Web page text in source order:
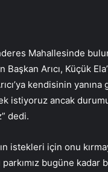
Mahallesinde
Arıcı, Küçük
kendisinin
istiyoruz ancak
dedi.
istekleri için onu
bugüne kadar